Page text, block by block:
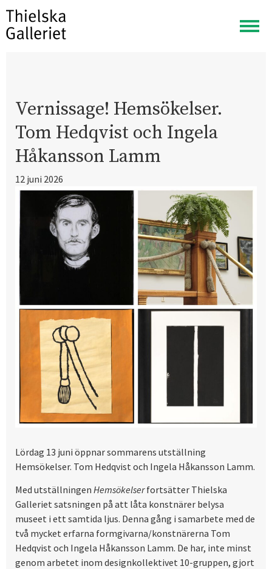
Visa
meny
Vernissage! Hemsökelser.
Tom Hedqvist och Ingela
Håkansson Lamm
12 juni 2026
Lördag 13 juni öppnar sommarens utställning
Hemsökelser. Tom Hedqvist och Ingela Håkansson Lamm.
Med utställningen Hemsökelserfortsätter Thielska
Galleriet satsningen på att låta konstnärer belysa
museet i ett samtida ljus. Denna gång i samarbete med de
två mycket erfarna formgivarna/konstnärerna Tom
Hedqvist och Ingela Håkansson Lamm. De har, inte minst
genom arbetet inom designkollektivet 10-gruppen, gjort